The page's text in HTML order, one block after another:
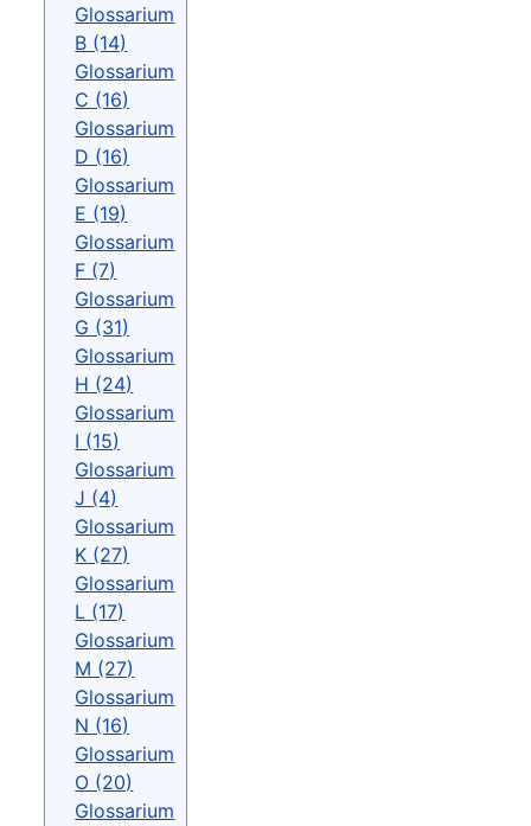
Glossarium
B (14)
Glossarium
C (16)
Glossarium
D (16)
Glossarium
E (19)
Glossarium
F (7)
Glossarium
G (31)
Glossarium
H (24)
Glossarium
I (15)
Glossarium
J (4)
Glossarium
K (27)
Glossarium
L (17)
Glossarium
M (27)
Glossarium
N (16)
Glossarium
O (20)
Glossarium